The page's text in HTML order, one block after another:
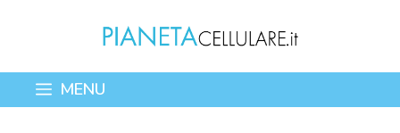
contenuto
MENU